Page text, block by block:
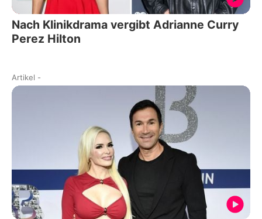
Nach Klinikdrama vergibt Adrianne Curry
Perez Hilton
Artikel -